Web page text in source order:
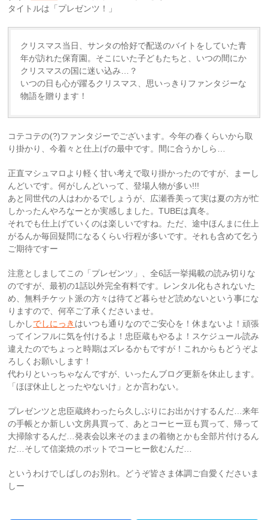
タイトルは「プレゼンツ！」
クリスマス当日、サンタの恰好で配送のバイトをしていた青
年が訪れた保育園。そこにいた子どもたちと、いつの間にか
クリスマスの国に迷い込み…？
いつの日も心が躍るクリスマス、思いっきりファンタジーな
物語を贈ります！
コテコテの(?)ファンタジーでございます。今年の春くらいから取
り掛かり、今着々と仕上げの最中です。間に合うかしら…
正直マシュマロより軽く甘い考えで取り掛かったのですが、まーし
んどいです。何がしんどいって、登場人物が多い!!!
あと同世代の人はわかるでしょうが、広瀬香美って実は夏の方が忙
しかったんやろなーとか実感しました。TUBEは真冬。
それでも仕上げていくのは楽しいですね。ただ、途中ほんまに仕上
がるんか毎回疑問になるくらい行程が多いです。それも含めて乞う
ご期待ですー
注意としましてこの「プレゼンツ」、全6話一挙掲載の読み切りな
のですが、最初の1話以外完全有料です。レンタル化もされないた
め、無料チケット派の方々は待てど暮らせど読めないという事にな
りますので、何卒ご了承くださいませ。
しかしでしにっき はいつも通りなのでご安心を！休まないよ！頑張
ってインフルに気を付けるよ！忠臣蔵もやるよ！スケジュール読み
違えたのでちょっと時期はズレるかもですが！これからもどうぞよ
ろしくお願いします！
代わりといっちゃなんですが、いったんブログ更新を休止します。
「ほぼ休止しとったやないけ」とか言わない。
プレゼンツと忠臣蔵終わったら久しぶりにお出かけするんだ…来年
の手帳とか新しい文房具買って、あとコーヒー豆も買って、帰って
大掃除するんだ…発表会以来そのままの着物とかも全部片付けるん
だ…そして信楽焼のポットでコーヒー飲むんだ…
というわけでしばしのお別れ。どうぞ皆さま体調ご自愛くださいま
しー